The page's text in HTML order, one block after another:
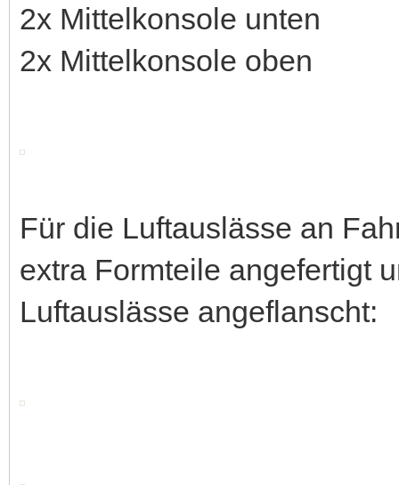
2x Mittelkonsole unten
2x Mittelkonsole oben
Für die Luftauslässe an
extra Formteile angefertigt
Luftauslässe angeflanscht: